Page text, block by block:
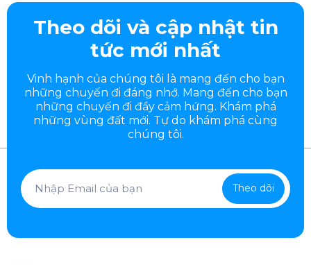
Theo dõi và cập nhật tin
tức mới nhất
Vinh hạnh của chúng tôi là mang đến cho bạn
những chuyến đi đáng nhớ. Mang đến cho bạn
những chuyến đi đầycảm hứng. Khám phá
những vùng đất mới. Tự do khám phá cùng
chúng tôi.
Theo dõi